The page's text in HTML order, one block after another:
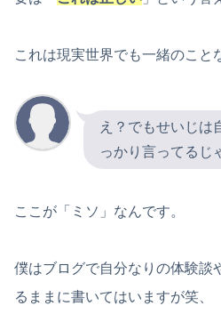
これは現実世界でも一緒のこと
え？でもせいじは
っかり言ってるじ
ここが「ミソ」なんです。
僕はブログで自分なりの体験談
るままに書いてはいますが笑、